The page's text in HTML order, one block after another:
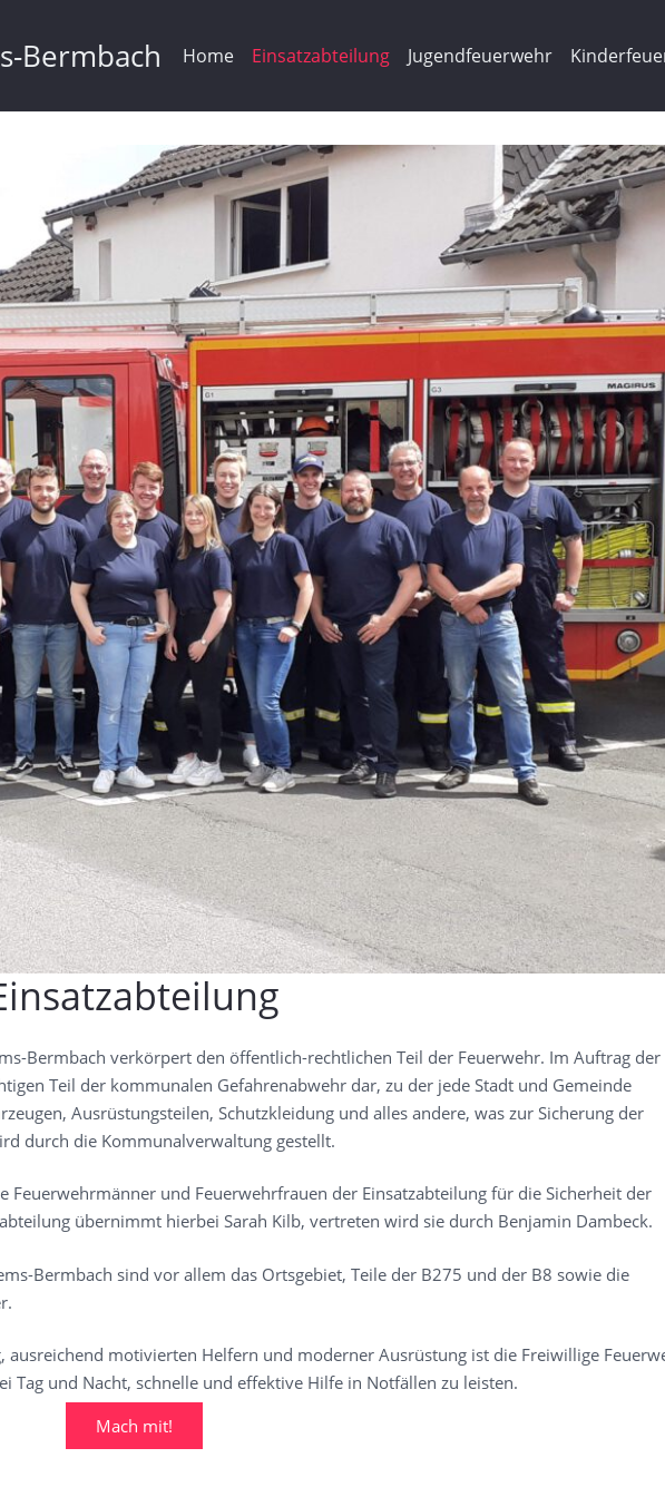
Bermbach Home Einsatzabteilung Jugendfeuerwehr
Bermbach verkörpert den öffentlich-rechtlichen Teil der Feuerwehr. Im Auftrag der
Teil der kommunalen Gefahrenabwehr dar, zu der jede Stadt und Gemeinde
Ausrüstungsteilen, Schutzkleidung und alles andere, was zur Sicherung der
durch die Kommunalverwaltung gestellt.
Feuerwehrmänner und Feuerwehrfrauen der Einsatzabteilung für die Sicherheit der
übernimmt hierbei Sarah Kilb, vertreten wird sie durch Benjamin Dambeck.
Bermbach sind vor allem das Ortsgebiet, Teile der B275 und der B8 sowie die
motivierten Helfern und moderner Ausrüstung ist die Freiwillige
Tag und Nacht, schnelle und effektive Hilfe in Notfällen zu leisten.
Mach mit!